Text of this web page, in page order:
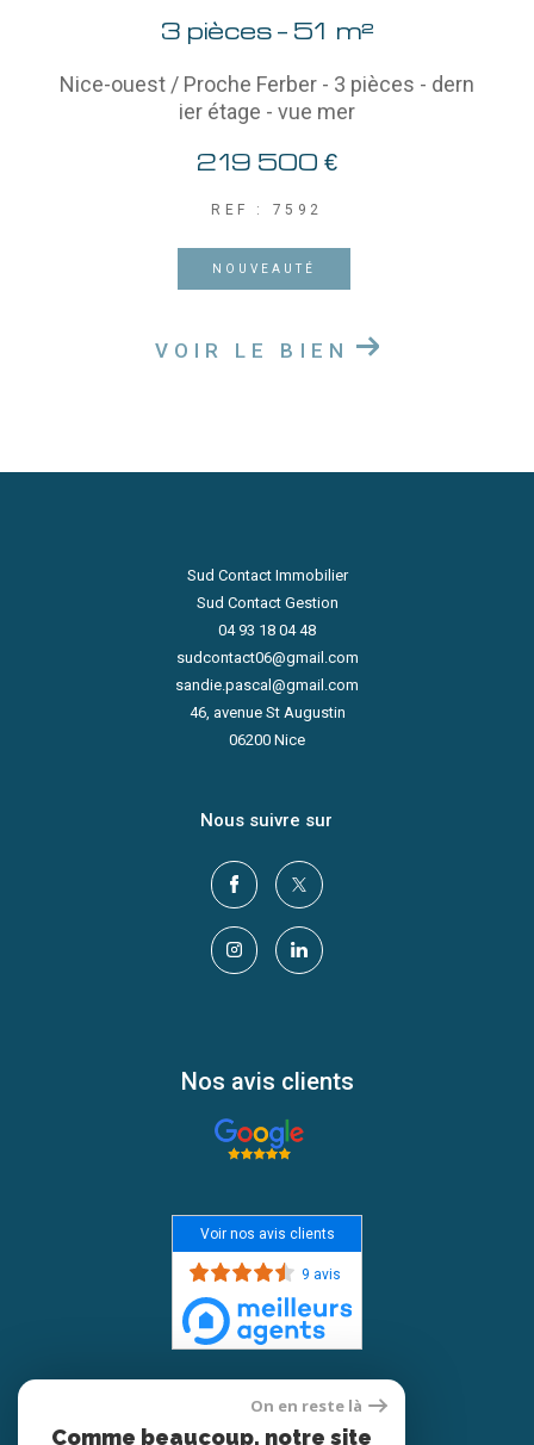
3 pièces - 51 m²
Nice-ouest / Proche Ferber - 3 pièces - dern
ier étage - vue mer
219 500 €
REF : 7592
NOUVEAUTÉ
VOIR LE BIEN
Sud Contact Immobilier
Sud Contact Gestion
04 93 18 04 48
sudcontact06@gmail.com
sandie.pascal@gmail.com
46, avenue St Augustin
06200
Nice
Nous suivre sur
Nos avis clients
Voir nos avis clients
9 avis
Adhérents
On en reste là
Comme beaucoup, notre site